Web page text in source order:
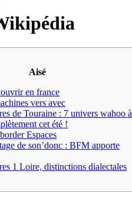
Aisé
en france
vers avec
de Touraine : 7 univers wahoo à
cet été !
Espaces
de son’donc : BFM apporte
1 Loire, distinctions dialectales